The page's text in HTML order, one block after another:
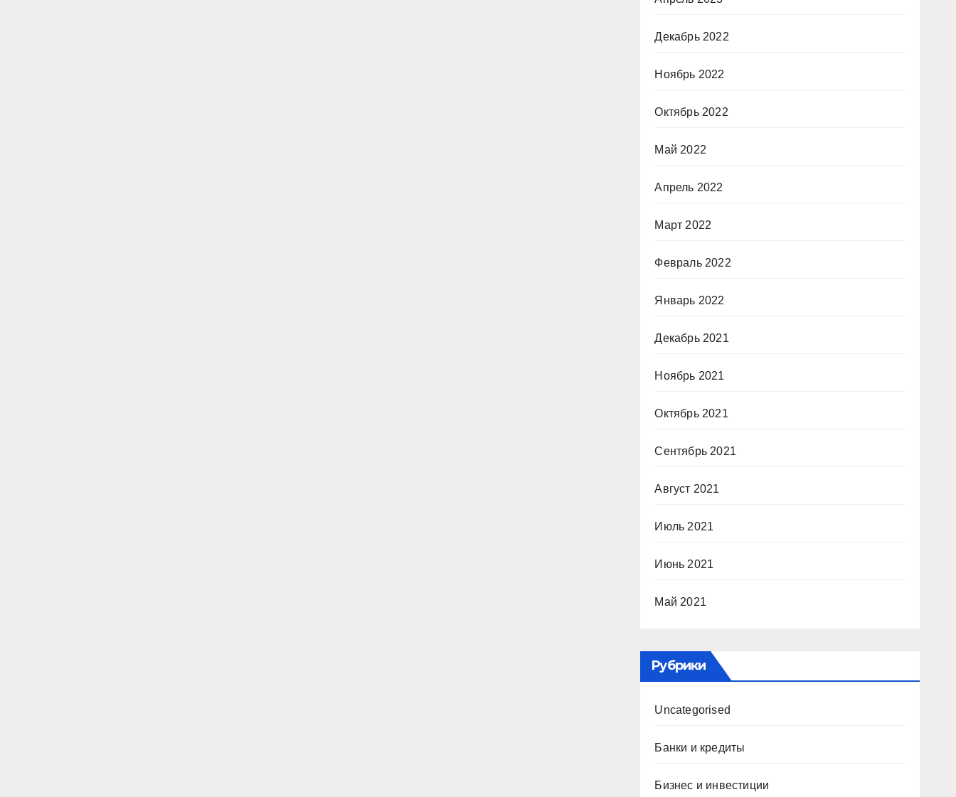
Декабрь 2022
Ноябрь 2022
Октябрь 2022
Май 2022
Апрель 2022
Март 2022
Февраль 2022
Январь 2022
Декабрь 2021
Ноябрь 2021
Октябрь 2021
Сентябрь 2021
Август 2021
Июль 2021
Июнь 2021
Май 2021
Рубрики
Uncategorised
Банки и кредиты
Бизнес и инвестиции